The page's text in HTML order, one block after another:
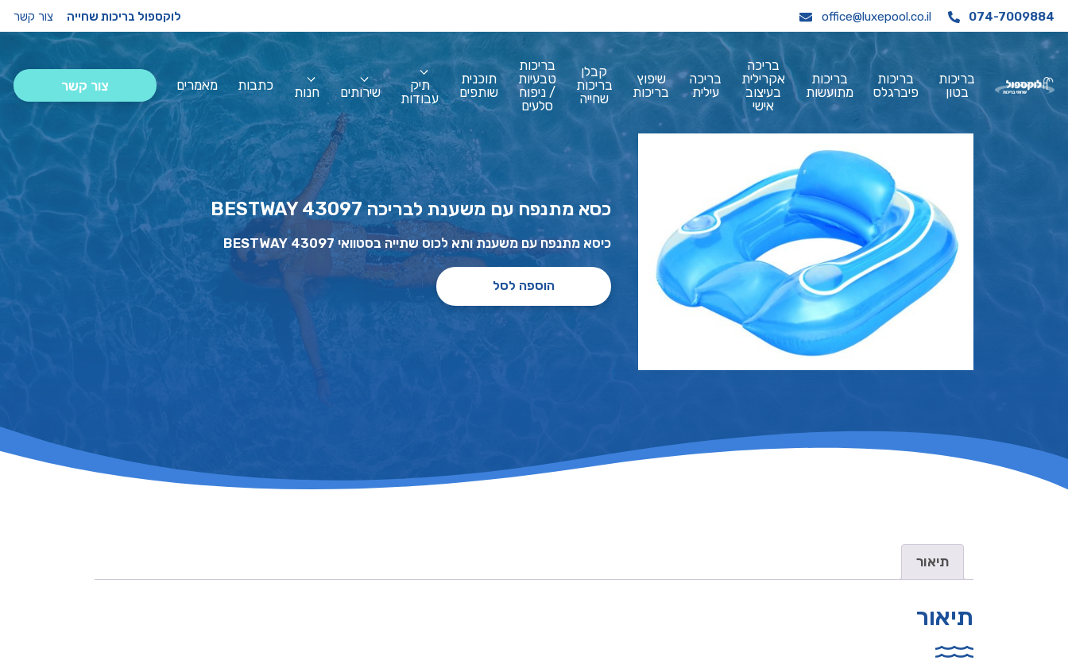
074-7009884
office@luxepool.co.il לוקספול בריכות שחייה צור קשר
בריכות
בטון
בריכות
פיברגלס
בריכות
מתועשות
בריכה
אקרילית
בעיצוב
אישי
בריכה
עילית
שיפוץ
בריכות
קבלן
בריכות
שחייה
בריכות
טבעיות
/ ניפוח
סלעים
תוכנית
שותפים
תיק
עבודות
שירותים חנות כתבות מאמרים צור קשר
כסא מתנפח עם משענת לבריכה BESTWAY 43097
כיסא מתנפח עם משענת ותא לכוס שתייה בסטוואי BESTWAY 43097
הוספה לסל
תיאור
תיאור